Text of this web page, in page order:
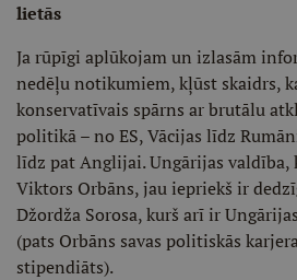
lietās
Ja rūpīgi aplūkojam un izlasām
nedēļu notikumiem, kļūst skaidrs,
konservatīvais spārns ar brutālu
politikā – no ES, Vācijas līdz
līdz pat Anglijai. Ungārijas valdība,
Viktors Orbāns, jau iepriekš ir
Džordža Sorosa, kurš arī ir
(pats Orbāns savas politiskās
stipendiāts).